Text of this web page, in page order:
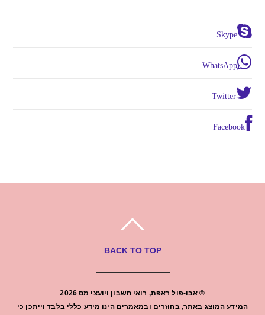
Skype
WhatsApp
Twitter
Facebook
BACK TO TOP
© אבו-פול ראפת, רואי חשבון ויועצי מס2026
המידע המוצג באתר, בחוזרים ובמאמרים הינו מידע כללי בלבד וייתכן כי